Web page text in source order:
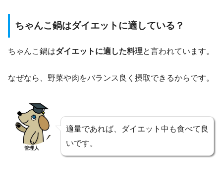
ちゃんこ鍋はダイエットに適している？
ちゃんこ鍋はダイエットに適した料理と言われています。
なぜなら、野菜や肉をバランス良く摂取できるからです。
管理人
適量であれば、ダイエット中も食べて良
いです。